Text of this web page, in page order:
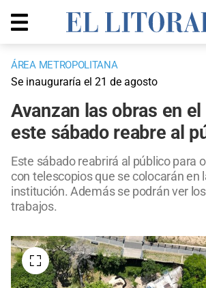
ÁREA METROPOLITANA
Se inauguraría el 21 de agosto
Avanzan las obras en el
este sábado reabre al
Este sábado reabrirá al público para
con telescopios que se colocarán en
institución. Además se podrán ver
trabajos.